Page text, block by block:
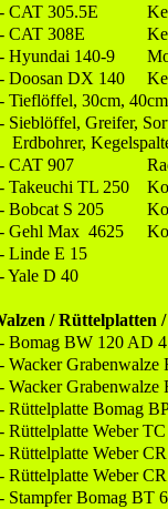
- CAT 305.5E
- CAT 308E
- Hyundai 140-9
- Doosan DX 140
- Tieflöffel, 30cm,
- Sieblöffel, Greifer,
Erdbohrer,
- CAT 907
- Takeuchi TL 250
- Bobcat S 205
- Gehl Max 4625
- Linde E 15
- Yale D 40
/ Rüttelplatten
- Bomag BW 120 AD 4
- Wacker Grabenwalze
- Wacker Grabenwalze
- Rüttelplatte Bomag
- Rüttelplatte Weber
- Rüttelplatte Weber
- Rüttelplatte Weber
- Stampfer Bomag BT